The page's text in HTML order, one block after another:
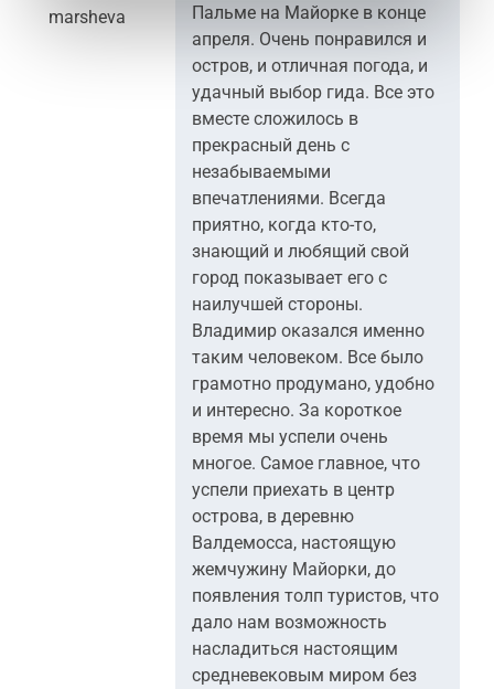
marsheva
Пальме на Майорке в конце
апреля. Очень понравился и
остров, и отличная погода, и
удачный выбор гида. Все это
вместе сложилось в
прекрасный день с
незабываемыми
впечатлениями. Всегда
приятно, когда кто-то,
знающий и любящий свой
город показывает его с
наилучшей стороны.
Владимир оказался именно
таким человеком. Все было
грамотно продумано, удобно
и интересно. За короткое
время мы успели очень
многое. Самое главное, что
успели приехать в центр
острова, в деревню
Валдемосса, настоящую
жемчужину Майорки, до
появления толп туристов, что
дало нам возможность
насладиться настоящим
средневековым миром без